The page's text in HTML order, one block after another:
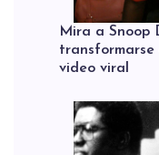
Mira a Snoop
transformarse
video viral